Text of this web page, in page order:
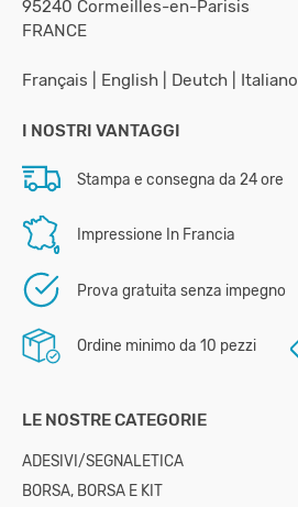
95240 Cormeilles-en-Parisis
FRANCE
Français English Deutch Italiano
I NOSTRI VANTAGGI
Stampa e consegna da 24 ore
Impressione In Francia
Prova gratuita senza impegno
Ordine minimo da 10 pezzi
LE NOSTRE CATEGORIE
ADESIVI/SEGNALETICA
BORSA, BORSA E KIT